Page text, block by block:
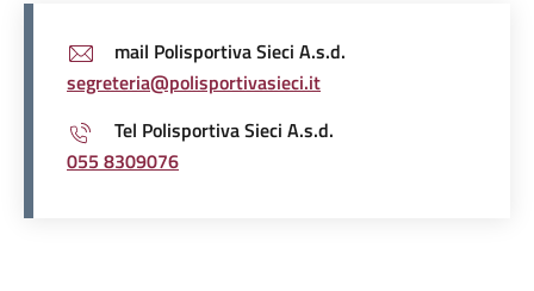
mail Polisportiva Sieci A.s.d.
segreteria@polisportivasieci.it
Tel Polisportiva Sieci A.s.d.
055 8309076